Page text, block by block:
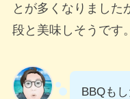
とが多くなりました
段と美味しそうです。
BBQも